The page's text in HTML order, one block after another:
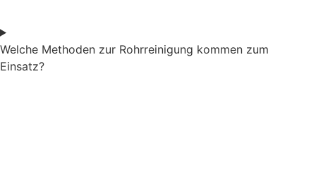
Welche Methoden zur Rohrreinigung kommen zum
Einsatz?